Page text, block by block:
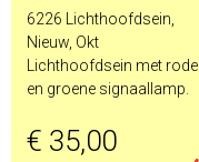
6226 Lichthoofdsein,
Nieuw, Okt
Lichthoofdsein met rode
en groene signaallamp.
€ 35,00